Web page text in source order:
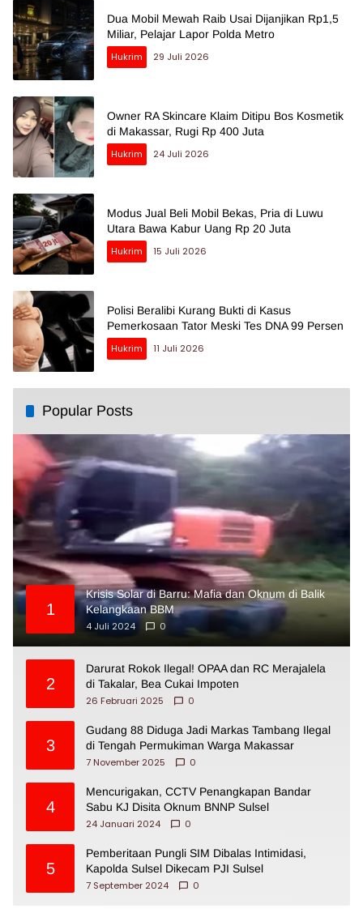
Dua Mobil Mewah Raib Usai Dijanjikan Rp1,5
Miliar, Pelajar Lapor Polda Metro
Hukrim
29 Juli 2026
Owner RA Skincare Klaim Ditipu Bos Kosmetik
di Makassar, Rugi Rp 400 Juta
Hukrim
24 Juli 2026
Modus Jual Beli Mobil Bekas, Pria di Luwu
Utara Bawa Kabur Uang Rp 20 Juta
Hukrim
15 Juli 2026
Polisi Beralibi Kurang Bukti di Kasus
Pemerkosaan Tator Meski Tes DNA 99 Persen
Hukrim
11 Juli 2026
Popular Posts
1
Krisis Solar di Barru: Mafia dan Oknum di Balik
Kelangkaan BBM
4 Juli 2024
0
2
Darurat Rokok Ilegal! OPAA dan RC Merajalela
di Takalar, Bea Cukai Impoten
26 Februari 2025
0
3
Gudang 88 Diduga Jadi Markas Tambang Ilegal
di Tengah Permukiman Warga Makassar
7 November 2025
0
4
Mencurigakan, CCTV Penangkapan Bandar
Sabu KJ Disita Oknum BNNP Sulsel
24 Januari 2024
0
5
Pemberitaan Pungli SIM Dibalas Intimidasi,
Kapolda Sulsel Dikecam PJI Sulsel
7 September 2024
0